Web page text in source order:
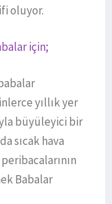
oluyor.
için;
yıllık yer
büyüleyici bir
sıcak hava
Babalar